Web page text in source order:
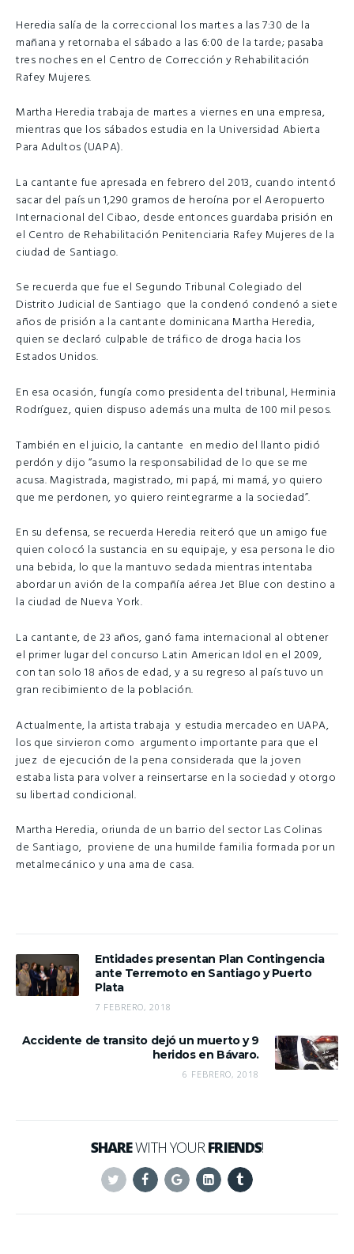
Heredia salía de la correccional los martes a las 7:30 de la
mañana y retornaba el sábado a las 6:00 de la tarde; pasaba
tres noches en el Centro de Corrección y Rehabilitación
Rafey Mujeres.
Martha Heredia trabaja de martes a viernes en una empresa,
mientras que los sábados estudia en la Universidad Abierta
Para Adultos (UAPA).
La cantante fue apresada en febrero del 2013, cuando intentó
sacar del país un 1,290 gramos de heroína por el Aeropuerto
Internacional del Cibao, desde entonces guardaba prisión en
el Centro de Rehabilitación Penitenciaria Rafey Mujeres de la
ciudad de Santiago.
Se recuerda que fue el Segundo Tribunal Colegiado del
Distrito Judicial de Santiago que la condenó condenó a siete
años de prisión a la cantante dominicana Martha Heredia,
quien se declaró culpable de tráfico de droga hacia los
Estados Unidos.
En esa ocasión, fungía como presidenta del tribunal, Herminia
Rodríguez, quien dispuso además una multa de 100 mil pesos.
También en el juicio, la cantante en medio del llanto pidió
perdón y dijo “asumo la responsabilidad de lo que se me
acusa. Magistrada, magistrado, mi papá, mi mamá, yo quiero
que me perdonen, yo quiero reintegrarme a la sociedad”.
En su defensa, se recuerda Heredia reiteró que un amigo fue
quien colocó la sustancia en su equipaje, y esa persona le dio
una bebida, lo que la mantuvo sedada mientras intentaba
abordar un avión de la compañía aérea Jet Blue con destino a
la ciudad de Nueva York.
La cantante, de 23 años, ganó fama internacional al obtener
el primer lugar del concurso Latin American Idol en el 2009,
con tan solo 18 años de edad, y a su regreso al país tuvo un
gran recibimiento de la población.
Actualmente, la artista trabaja y estudia mercadeo en UAPA,
los que sirvieron como argumento importante para que el
juez de ejecución de la pena considerada que la joven
estaba lista para volver a reinsertarse en la sociedad y otorgo
su libertad condicional.
Martha Heredia, oriunda de un barrio del sector Las Colinas
de Santiago, proviene de una humilde familia formada por un
metalmecánico y una ama de casa.
Entidades presentan Plan Contingencia
ante Terremoto en Santiago y Puerto
Plata
7 FEBRERO, 2018
Accidente de transito dejó un muerto y 9
heridos en Bávaro.
6 FEBRERO, 2018
SHAREWITH YOURFRIENDS!